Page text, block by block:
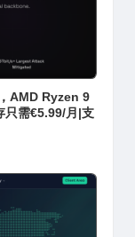
AMD Ryzen 9
只需€5.99/月|支